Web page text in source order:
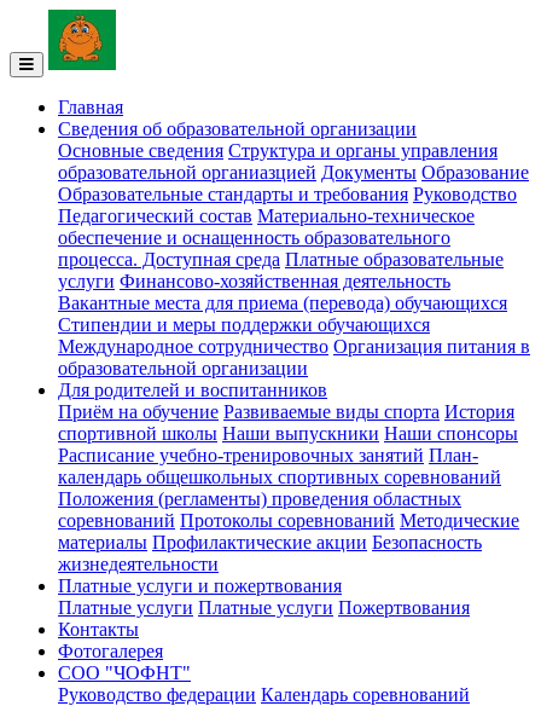
Главная
Сведения об образовательной организации
Основные сведения Структура и органы управления
образовательной органиазцией Документы Образование
Образовательные стандарты и требования Руководство
Педагогический состав Материально-техническое
обеспечение и оснащенность образовательного
процесса. Доступная среда Платные образовательные
услуги Финансово-хозяйственная деятельность
Вакантные места для приема (перевода) обучающихся
Стипендии и меры поддержки обучающихся
Международное сотрудничество Организация питания в
образовательной организации
Для родителей и воспитанников
Приём на обучение Развиваемые виды спорта История
спортивной школы Наши выпускники Наши спонсоры
Расписание учебно-тренировочных занятий План-
календарь общешкольных спортивных соревнований
Положения (регламенты) проведения областных
соревнований Протоколы соревнований Методические
материалы Профилактические акции Безопасность
жизнедеятельности
Платные услуги и пожертвования
Платные услуги Платные услуги Пожертвования
Контакты
Фотогалерея
СОО "ЧОФНТ"
Руководство федерации Календарь соревнований